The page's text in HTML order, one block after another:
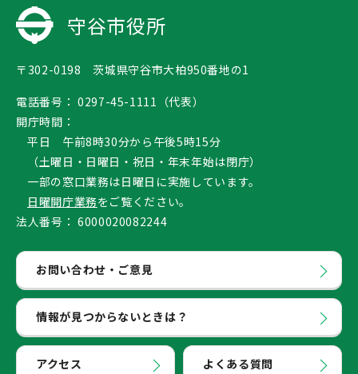
守谷市役所
〒302-0198 茨城県守谷市大柏950番地の1
電話番号： 0297-45-1111（代表）
開庁時間：
平日 午前8時30分から午後5時15分
（土曜日・日曜日・祝日・年末年始は閉庁）
一部の窓口業務は日曜日に実施しています。
日曜開庁業務をご覧ください。
法人番号： 6000020082244
お問い合わせ・ご意見
情報が見つからないときは？
アクセス よくある質問